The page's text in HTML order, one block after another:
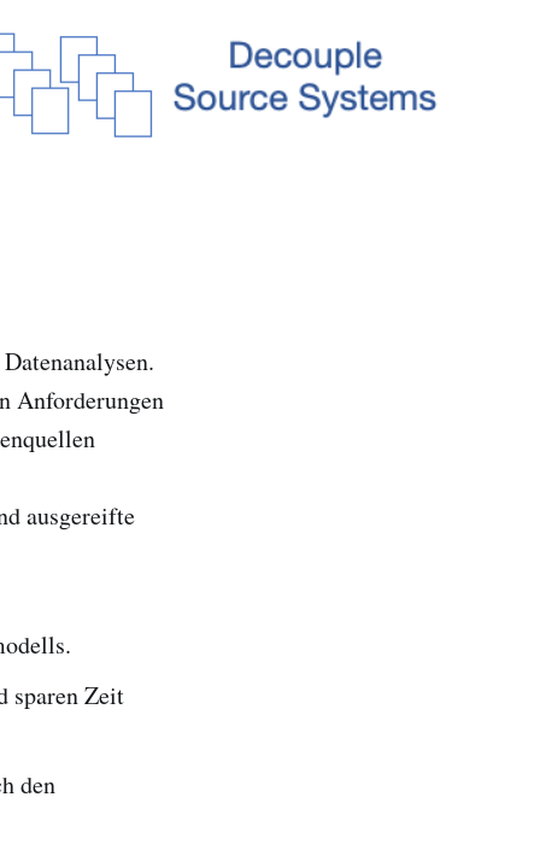
Anforderungen
ausgereifte
sparen Zeit
den